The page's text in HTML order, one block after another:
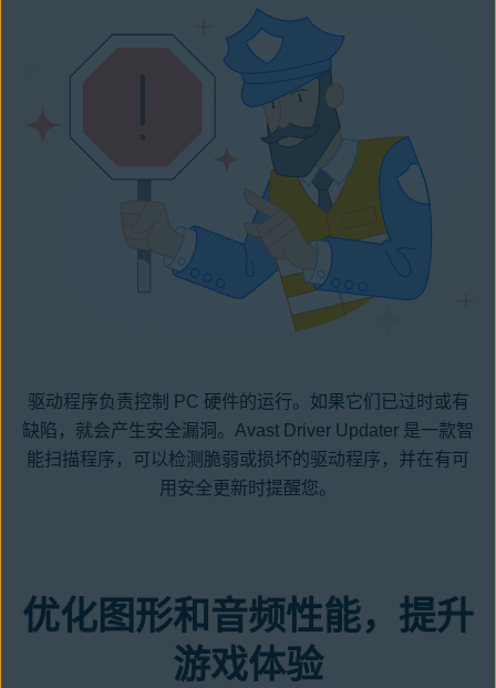
驱动程序负责控制 PC 硬件的运行。如果它们已过时或有
缺陷，就会产生安全漏洞。Avast Driver Updater 是一款智
能扫描程序，可以检测脆弱或损坏的驱动程序，并在有可
用安全更新时提醒您。
优化图形和音频性能，提升
游戏体验